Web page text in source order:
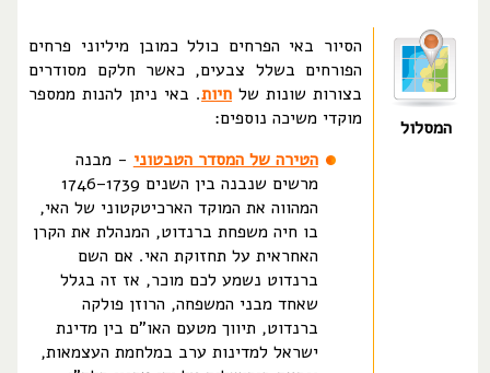
המסלול
הסיור באי הפרחים כולל כמובן מיליוני פרחים
הפורחים בשלל צבעים, כאשר חלקם מסודרים
בצורות שונות של חיות. באי ניתן להנות ממספר
מוקדי משיכה נוספים:
הטירה של המסדר הטבטוני - מבנה
מרשים שנבנה בין השנים 1739–1746
המהווה את המוקד הארכיטקטוני של האי,
בו חיה משפחת ברנדוט, המנהלת את הקרן
האחראית על תחזוקת האי. אם השם
ברנדוט נשמע לכם מוכר, אז זה בגלל
שאחד מבני המשפחה, הרוזן פולקה
ברנדוט, תיווך מטעם האו"ם בין מדינת
ישראל למדינות ערב במלחמת העצמאות,